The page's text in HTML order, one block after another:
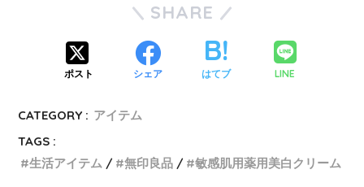
SHARE
ポスト シェア はてブ LINE
CATEGORY : アイテム
TAGS :
生活アイテム
無印良品 敏感肌用薬用美白クリーム